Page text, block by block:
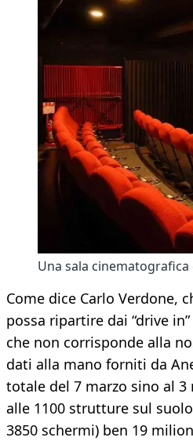
Una sala cinematografica
Come dice Carlo Verdone,
possa ripartire dai “drive
che non corrisponde alla
dati alla mano forniti da
totale del 7 marzo sino al
alle 1100 strutture sul
3850 schermi) ben 19